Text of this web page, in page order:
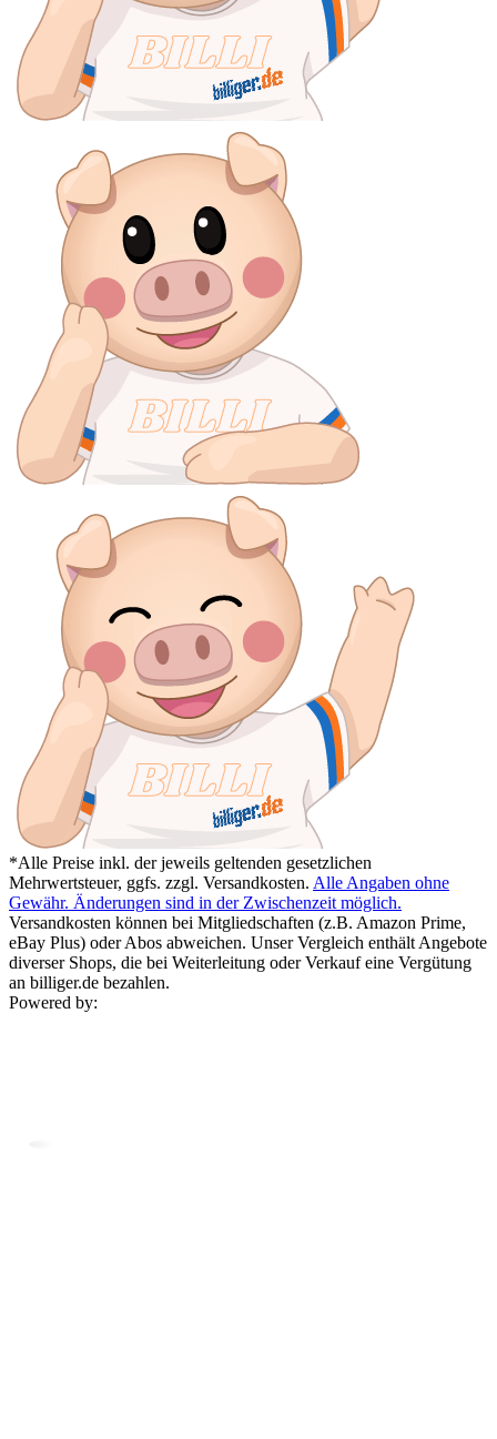
*Alle Preise inkl. der jeweils geltenden gesetzlichen
Mehrwertsteuer, ggfs. zzgl. Versandkosten. Alle Angaben ohne
Gewähr. Änderungen sind in der Zwischenzeit möglich.
Versandkosten können bei Mitgliedschaften (z.B. Amazon Prime,
eBay Plus) oder Abos abweichen. Unser Vergleich enthält Angebote
diverser Shops, die bei Weiterleitung oder Verkauf eine Vergütung
an billiger.de bezahlen.
Powered by: